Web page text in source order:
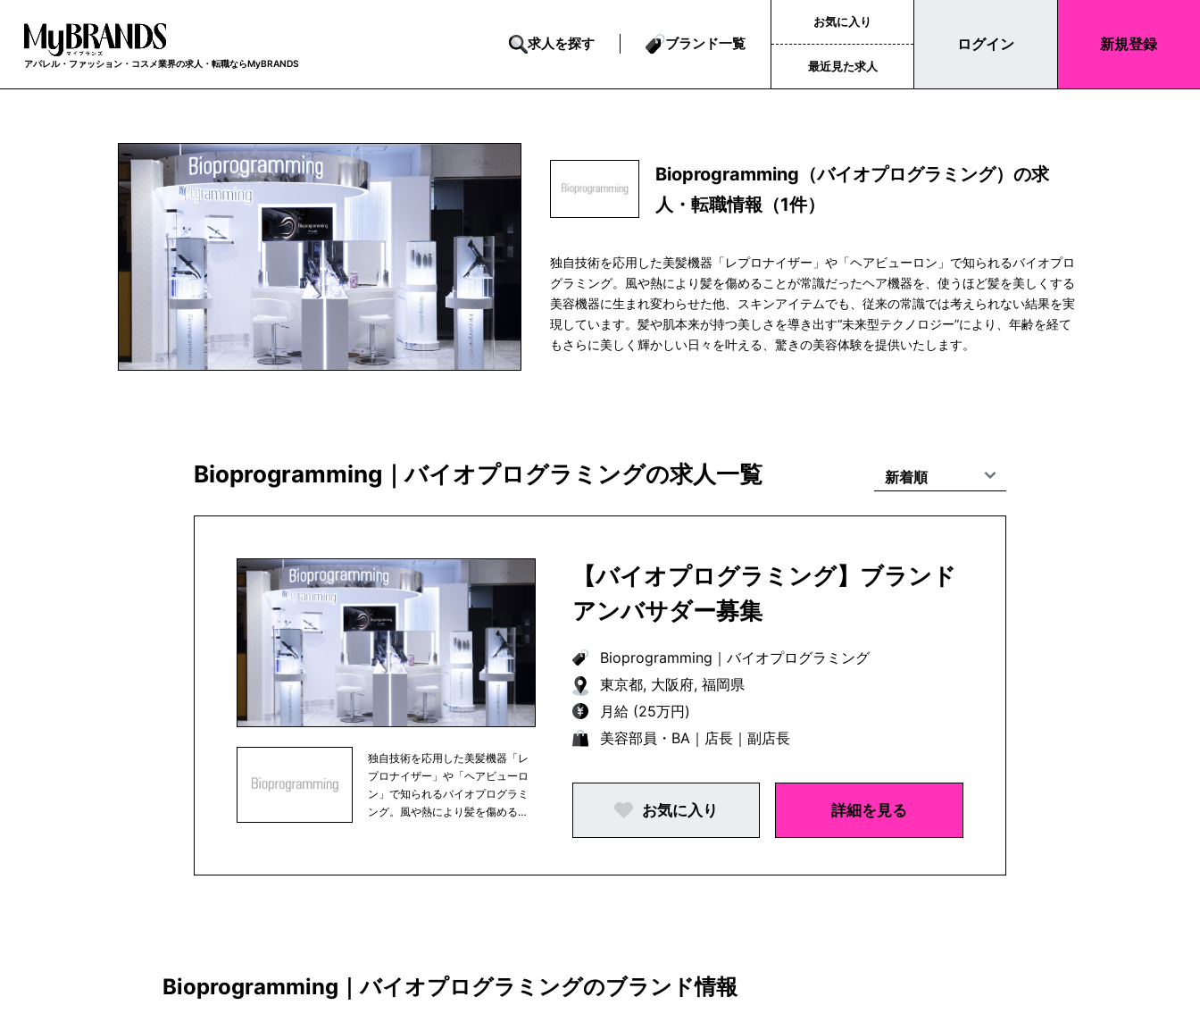
アパレル・ファッション・コスメ業界の求人・転職ならMyBRANDS
求人を探す ブランド一覧
お気に入り
最近見た求人
ログイン 新規登録
Bioprogramming（バイオプログラミング）の求
人・転職情報（1件）
独自技術を応用した美髪機器「レプロナイザー」や「ヘアビューロン」で知られるバイオプロ
グラミング。風や熱により髪を傷めることが常識だったヘア機器を、使うほど髪を美しくする
美容機器に生まれ変わらせた他、スキンアイテムでも、従来の常識では考えられない結果を実
現しています。髪や肌本来が持つ美しさを導き出す“未来型テクノロジー”により、年齢を経て
もさらに美しく輝かしい日々を叶える、驚きの美容体験を提供いたします。
Bioprogramming｜バイオプログラミングの求人一覧
独自技術を応用した美髪機器「レ
プロナイザー」や「ヘアビューロ
ン」で知られるバイオプログラミ
ング。風や熱により髪を傷める
【バイオプログラミング】ブランド
アンバサダー募集
Bioprogramming ｜ バイオプログラミング
東京都, 大阪府, 福岡県
月給 (25万円)
美容部員・BA｜店長｜副店長
お気に入り 詳細を見る
Bioprogramming｜バイオプログラミングのブランド情報